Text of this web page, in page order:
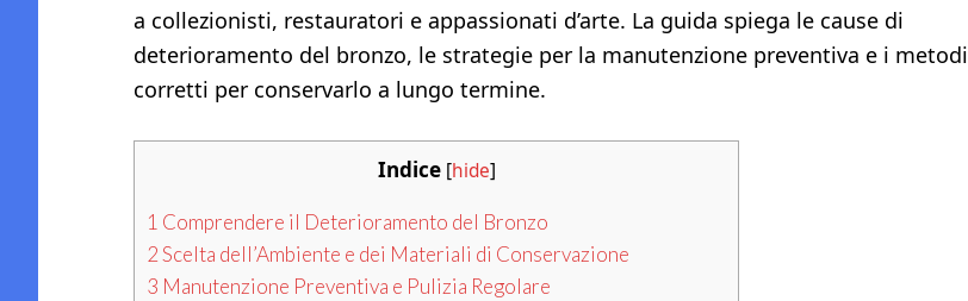
a collezionisti, restauratori e appassionati d’arte. La guida spiega le cause di
deterioramento del bronzo, le strategie per la manutenzione preventiva e i metodi
corretti per conservarlo a lungo termine.
Indice [hide]
1 Comprendere il Deterioramento del Bronzo
2Scelta dell’Ambiente e dei Materiali di Conservazione
3 Manutenzione Preventiva e Pulizia Regolare